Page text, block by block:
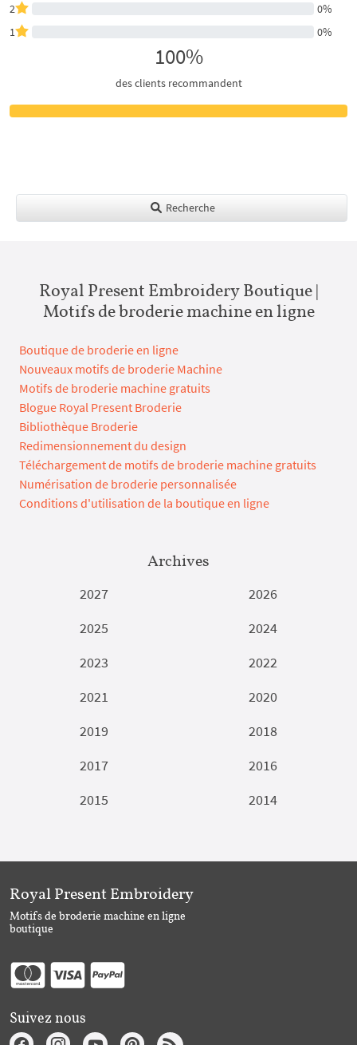
2
0%
1
0%
100%
des clients recommandent
Recherche
Royal Present Embroidery Boutique |
Motifs de broderie machine en ligne
Boutique de broderie en ligne
Nouveaux motifs de broderie Machine
Motifs de broderie machine gratuits
Blogue Royal Present Broderie
Bibliothèque Broderie
Redimensionnement du design
Téléchargement de motifs de broderie machine gratuits
Numérisation de broderie personnalisée
Conditions d'utilisation de la boutique en ligne
Archives
2027
2026
2025
2024
2023
2022
2021
2020
2019
2018
2017
2016
2015
2014
Royal Present Embroidery
Motifs de broderie machine en ligne
boutique
Suivez nous